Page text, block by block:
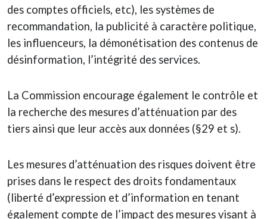
des comptes officiels, etc), les systèmes de
recommandation, la publicité à caractère politique,
les influenceurs, la démonétisation des contenus de
désinformation, l’intégrité des services.
La Commission encourage également le contrôle et
la recherche des mesures d’atténuation par des
tiers ainsi que leur accès aux données (§29 et s).
Les mesures d’atténuation des risques doivent être
prises dans le respect des droits fondamentaux
(liberté d’expression et d’information en tenant
également compte de l’impact des mesures visant à